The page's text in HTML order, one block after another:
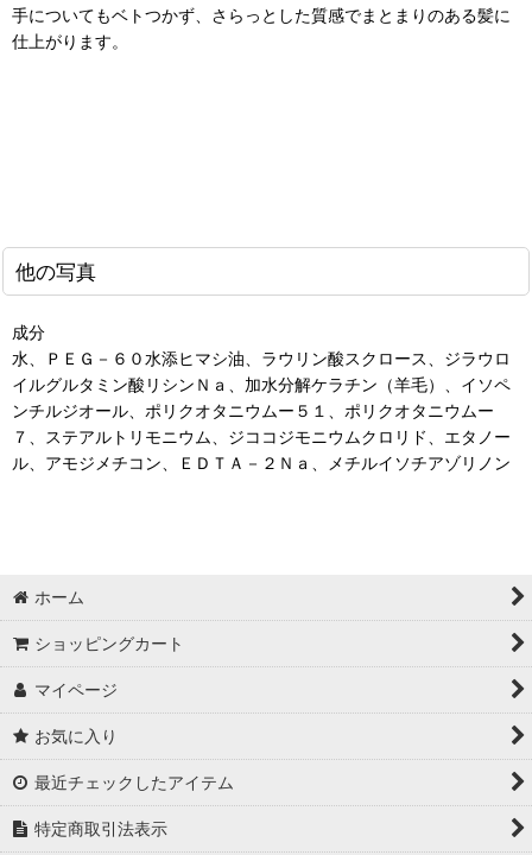
手についてもベトつかず、さらっとした質感でまとまりのある髪に
仕上がります。
他の写真
成分
水、ＰＥＧ－６０水添ヒマシ油、ラウリン酸スクロース、ジラウロ
イルグルタミン酸リシンＮａ、加水分解ケラチン（羊毛）、イソペ
ンチルジオール、ポリクオタニウムー５１、ポリクオタニウムー
７、ステアルトリモニウム、ジココジモニウムクロリド、エタノー
ル、アモジメチコン、ＥＤＴＡ－２Ｎａ、メチルイソチアゾリノン
ホーム
ショッピングカート
マイページ
お気に入り
最近チェックしたアイテム
特定商取引法表示